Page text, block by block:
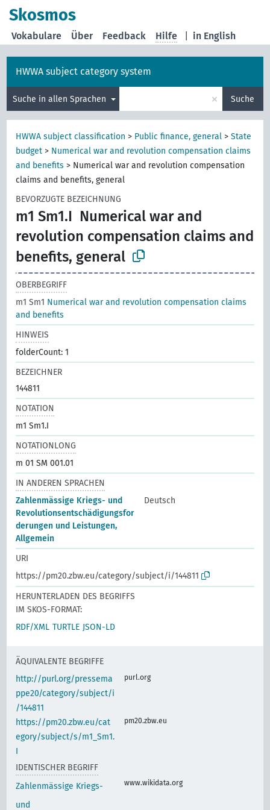
Skosmos
in English
Vokabulare Über Feedback Hilfe
HWWA subject category system
Suche in allen Sprachen × Suche
HWWA subject classification > Public finance, general >State
budget > Numerical war and revolution compensation claims
and benefits > Numerical war and revolution compensation
claims and benefits, general
BEVORZUGTE BEZEICHNUNG
m1 Sm1.I Numerical war and
revolution compensation claims and
benefits, general
OBERBEGRIFF
m1 Sm1 Numerical war and revolution compensation claims
and benefits
HINWEIS
folderCount: 1
BEZEICHNER
144811
NOTATION
m1 Sm1.I
NOTATIONLONG
m 01 SM 001.01
IN ANDEREN SPRACHEN
Zahlenmässige Kriegs- und
Revolutionsentschädigungsfor
derungen und Leistungen,
Allgemein
Deutsch
URI
https://pm20.zbw.eu/category/subject/i/144811
HERUNTERLADEN DES BEGRIFFS
IM SKOS-FORMAT:
RDF/XML TURTLE JSON-LD
ÄQUIVALENTE BEGRIFFE
http://purl.org/pressema
ppe20/category/subject/i
/144811
purl.org
https://pm20.zbw.eu/cat
egory/subject/s/m1_Sm1.
I
pm20.zbw.eu
IDENTISCHER BEGRIFF
Zahlenmässige Kriegs-
und
www.wikidata.org